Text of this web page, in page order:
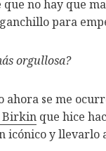
no hay que
para
orgullosa?
ahora se me
Birkin que hice
icónico y llevarlo